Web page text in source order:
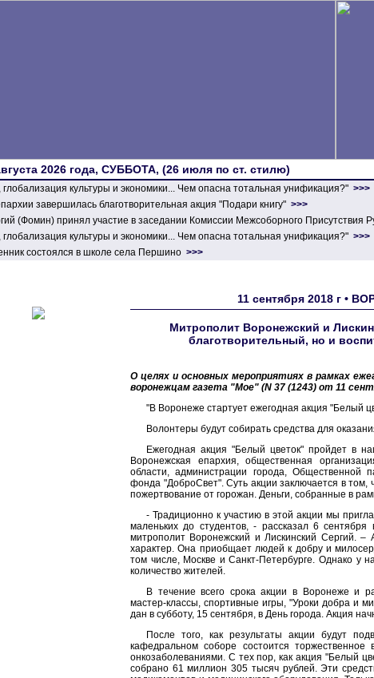
2026 года, СУББОТА, (26 июля по ст. стилю)
культуры и экономики... Чем опасна тотальная унификация?" >>>
завершилась благотворительная акция "Подари книгу" >>>
(Фомин) принял участие в заседании Комиссии Межсоборного Присутствия
культуры и экономики... Чем опасна тотальная унификация?" >>>
состоялся в школе села Першино >>>
11 сентября 2018 г
Митрополит Воронежский и
благотворительный, но и
О целях и основных мероприятиях в рамках
воронежцам газета "Мое" (N 37 (1243) от 11
"В Воронеже стартует ежегодная акция "Белый
Волонтеры будут собирать средства для
Ежегодная акция "Белый цветок" пройдет в
Воронежская епархия, общественная
области, администрации города, Общественной
фонда "ДоброСвет". Суть акции заключается в
пожертвование от горожан. Деньги, собранные в
- Традиционно к участию в этой акции мы
маленьких до студентов, - рассказал 6
митрополит Воронежский и Лискинский Сергий. –
характер. Она приобщает людей к добру и
том числе, Москве и Санкт-Петербурге. Однако у
количество жителей.
В течение всего срока акции в Воронеже и
мастер-классы, спортивные игры, "Уроки добра и
дан в субботу, 15 сентября, в День города. Акция
После того, как результаты акции будут
кафедральном соборе состоится
онкозаболеваниями. С тех пор, как акция "Белый
собрано 61 миллион 305 тысяч рублей. Эти